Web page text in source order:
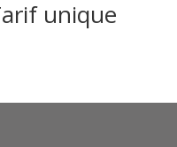
unique